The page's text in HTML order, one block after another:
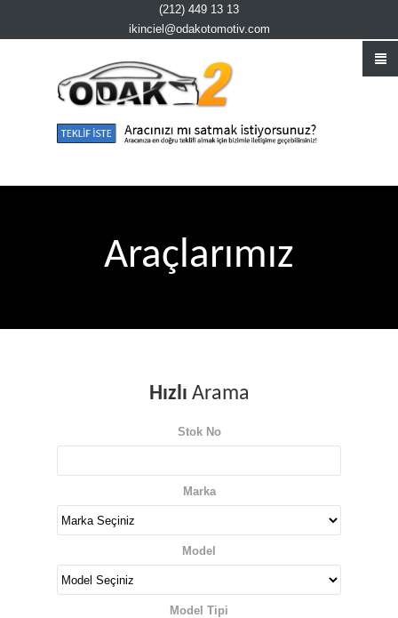
(212) 449 13 13
ikinciel@odakotomotiv.com
Araçlarımız
Hızlı Arama
Stok No
Marka
Model
Model Tipi